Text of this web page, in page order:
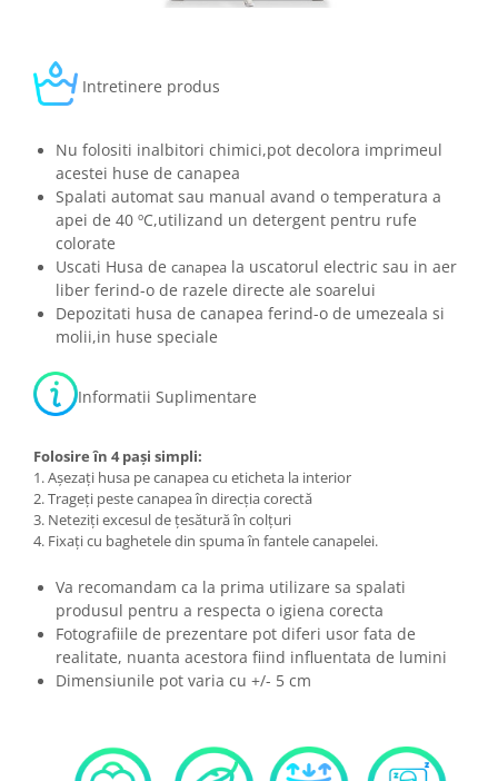
Intretinere produs
Nu folositi inalbitori chimici,pot decolora imprimeul
acestei huse de canapea
Spalati automat sau manual avand o temperatura a
apei de 40 ºC,utilizand un detergent pentru rufe
colorate
Uscati Husa de canapea la uscatorul electric sau in aer
liber ferind-o de razele directe ale soarelui
Depozitati husa de canapea ferind-o de umezeala si
molii,in huse speciale
Informatii Suplimentare
Folosire în 4 pași simpli:
1. Așezați husa pe canapea cu eticheta la interior
2. Trageți peste canapea în direcția corectă
3. Neteziți excesul de țesătură în colțuri
4. Fixați cu baghetele din spuma în fantele canapelei.
Va recomandam ca la prima utilizare sa spalati
produsul pentru a respecta o igiena corecta
Fotografiile de prezentare pot diferi usor fata de
realitate, nuanta acestora fiind influentata de lumini
Dimensiunile pot varia cu +/- 5 cm